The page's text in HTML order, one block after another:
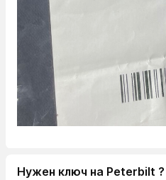
Нужен ключ на Peterbilt ?